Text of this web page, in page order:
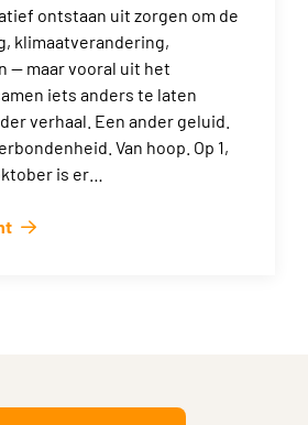
ontstaan uit zorgen om de
klimaatverandering,
— maar vooral uit het
iets anders te laten
verhaal. Een ander geluid.
Van hoop. Op 1,
is er…